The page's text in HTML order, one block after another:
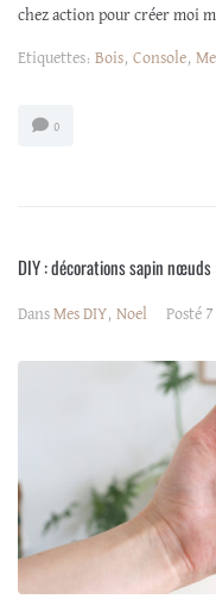
chez action pour créer moi
Etiquettes: Bois, Console,
0
DIY : décorations sapin nœuds
Dans Mes DIY, Noel Posté